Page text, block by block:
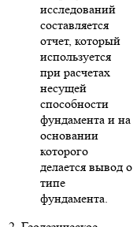
исследований
составляется
отчет, который
используется
при расчетах
несущей
способности
фундамента и на
основании
которого
делается вывод о
типе
фундамента.